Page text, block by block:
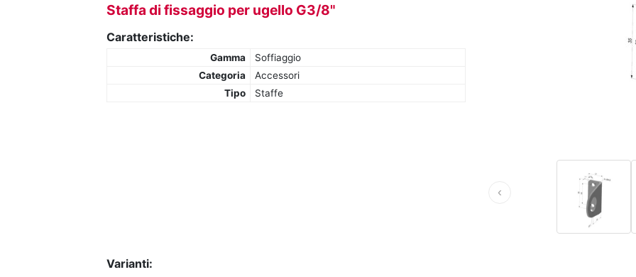
Staffa di fissaggio per ugello G3/8"
Caratteristiche:
Gamma
Soffiaggio
Categoria
Accessori
Tipo
Staffe
‹
Varianti: